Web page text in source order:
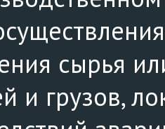
сырья
и грузов,